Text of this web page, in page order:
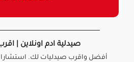
صيدلية ادم اونلاين |
أفضل واقرب صيدليات لك.